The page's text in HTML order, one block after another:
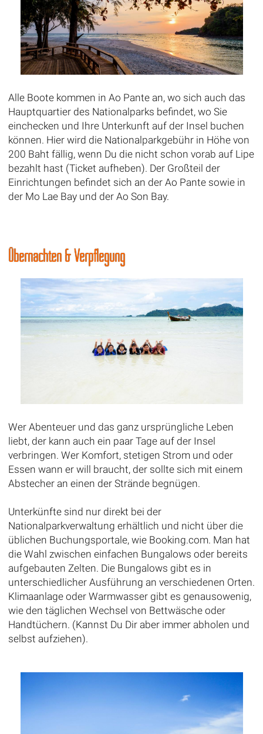
Alle Boote kommen in Ao Pante an, wo sich auch das
Hauptquartier des Nationalparks befindet, wo Sie
einchecken und Ihre Unterkunft auf der Insel buchen
können. Hier wird die Nationalparkgebühr in Höhe von
200 Baht fällig, wenn Du die nicht schon vorab auf Lipe
bezahlt hast (Ticket aufheben). Der Großteil der
Einrichtungen befindet sich an der Ao Pante sowie in
der Mo Lae Bay und der Ao Son Bay.
Übernachten & Verpflegung
Wer Abenteuer und das ganz ursprüngliche Leben
liebt, der kann auch ein paar Tage auf der Insel
verbringen. Wer Komfort, stetigen Strom und oder
Essen wann er will braucht, der sollte sich mit einem
Abstecher an einen der Strände begnügen.
Unterkünfte sind nur direkt bei der
Nationalparkverwaltung erhältlich und nicht über die
üblichen Buchungsportale, wie Booking.com. Man hat
die Wahl zwischen einfachen Bungalows oder bereits
aufgebauten Zelten. Die Bungalows gibt es in
unterschiedlicher Ausführung an verschiedenen Orten.
Klimaanlage oder Warmwasser gibt es genausowenig,
wie den täglichen Wechsel von Bettwäsche oder
Handtüchern. (Kannst Du Dir aber immer abholen und
selbst aufziehen).